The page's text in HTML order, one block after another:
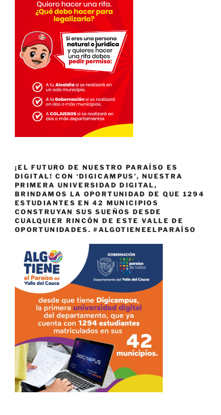
¡EL FUTURO DE NUESTRO PARAÍSO ES
DIGITAL! CON ‘DIGICAMPUS’, NUESTRA
PRIMERA UNIVERSIDAD DIGITAL,
BRINDAMOS LA OPORTUNIDAD DE QUE 1294
ESTUDIANTES EN 42 MUNICIPIOS
CONSTRUYAN SUS SUEÑOS DESDE
CUALQUIER RINCÓN DE ESTE VALLE DE
OPORTUNIDADES. #ALGOTIENEELPARAÍSO